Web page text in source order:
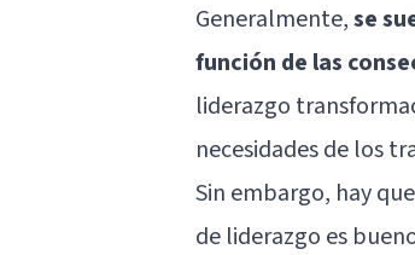
Generalmente,se
función de las
liderazgo
necesidades de los
Sin embargo, hay
de liderazgo es